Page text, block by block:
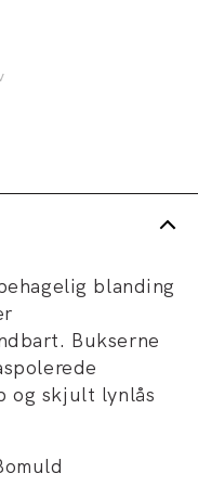
blanding
Bukserne
og skjult lynlås